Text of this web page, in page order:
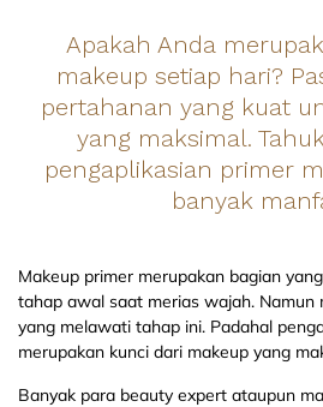
Apakah Anda
makeup setiap hari?
pertahanan yang kuat
yang maksimal.
pengaplikasian primer
banyak
Makeup primer merupakan bagian
tahap awal saat merias wajah. Namun
yang melawati tahap ini. Padahal
merupakan kunci dari makeup yang
Banyak para beauty expert ataupun